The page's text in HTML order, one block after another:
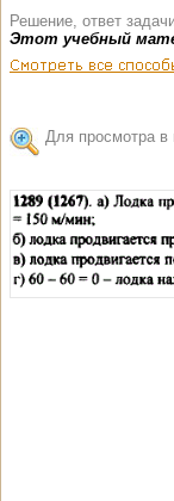
Решение, ответ
Этот учебный
Для просмотра в